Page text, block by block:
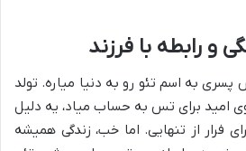
و رابطه با فرزند
پسری به اسم تئو رو به دنیا میاره. تولد
امید برای تس به حساب میاد، یه دلیل
فرار از تنهایی. اما خب، زندگی همیشه